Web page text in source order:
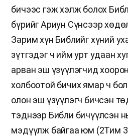
бичээс гэж хэлж болох
бүрийг Ариун Сүнсээр
Зарим хүн Библийг хүний
зүтгэдэг ч ийм урт удаан
арван эш үзүүлэгчид
холбоотой бичих ямар ч
олон эш үзүүлэгч бичсэн
тэднээр Библи бичүүлсэн
мэдүүлж байгаа юм (2Тим